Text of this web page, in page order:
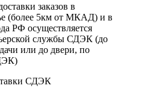
заказов в
(более 5км от МКАД) и в
РФ осуществляется
службы СДЭК (до
или до двери, по
СДЭК